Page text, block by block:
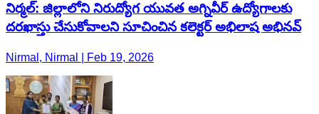
నిర్మల్: జిల్లాలోని నిరుద్యోగ యువత అగ్నివీర్ ఉద్యోగాలకు
దరఖాస్తు చేసుకోవాలని సూచించిన కలెక్టర్ అభిలాష అభినవ్
Nirmal, Nirmal | Feb 19, 2026